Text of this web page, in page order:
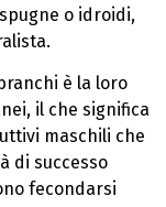
o idroidi,
è la loro
il che significa
maschili che
di successo
fecondarsi